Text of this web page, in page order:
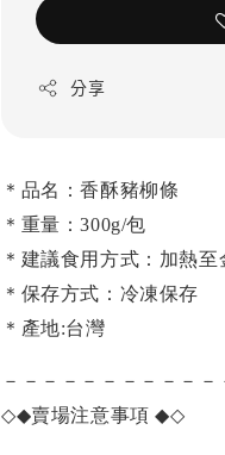
分享
＊品名：香酥豬柳條
＊重量：300g/包
＊建議食用方式：加熱至
＊保存方式：冷凍保存
＊產地:台灣
－－－－－－－－－－－
◇◆賣場注意事項◆◇